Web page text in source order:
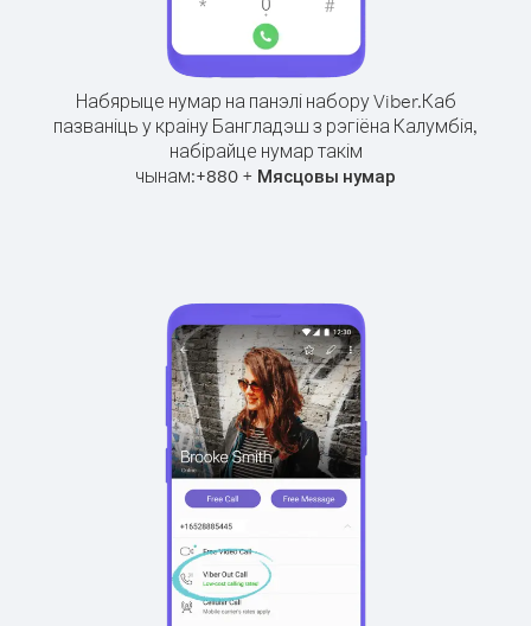
Набярыце нумар на панэлі набору Viber.Каб
пазваніць у краіну Бангладэш з рэгіёна Калумбія,
набірайце нумар такім
чынам:+880 + Мясцовы нумар